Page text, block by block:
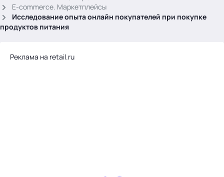
E-commerce. Маркетплейсы
Исследование опыта онлайн покупателей при покупке
продуктов питания
Реклама на retail.ru